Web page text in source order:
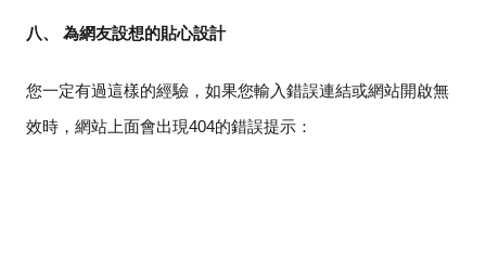
八、 為網友設想的貼心設計
您一定有過這樣的經驗，如果您輸入錯誤連結或網站開啟無
效時，網站上面會出現404的錯誤提示：